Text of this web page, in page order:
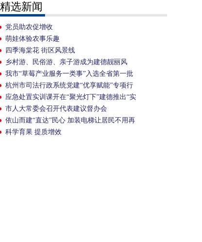
午假期全域旅游魅力四射
精选新闻
党员助农促增收
萌娃体验农事乐趣
四季海棠花 街区风景线
乡村游、民俗游、亲子游成为建德靓丽风
景……我市端午假期全域旅游魅力四射
我市“草莓产业服务一类事”入选全省第一批
营商环境“微改革”案例
杭州市司法行政系统党建“优享赋能”专项行
动暨“楼里微光·小楼新枫”党建联建启动仪式
在我市举行
应急处置实训课开在“聚光灯下”建德推出“实
战实用实效课堂”打造过硬干部队伍
市人大常委会召开代表建议督办会
依山而建“直达”民心 加装电梯让居民不用再
爬山
科学育果 提质增效